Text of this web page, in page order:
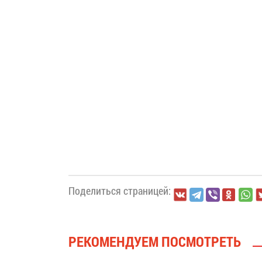
Поделиться страницей:
РЕКОМЕНДУЕМ ПОСМОТРЕТЬ